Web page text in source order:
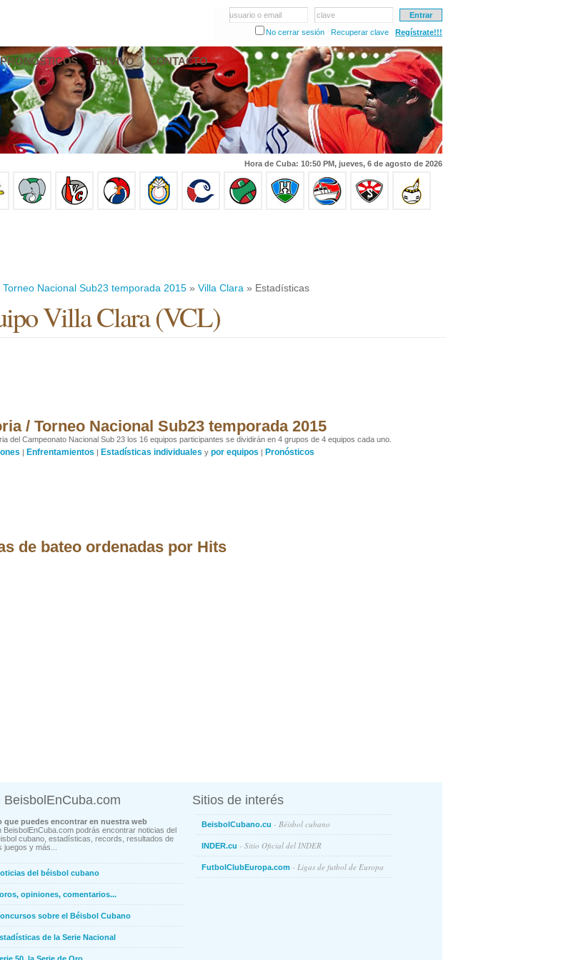
usuario o email
clave
No cerrar sesión
Recuperar clave Regístrate!!!
PRONÓSTICOS EN VIVO CONTACTO
Hora de Cuba: 10:50 PM, jueves, 6 de agosto de 2026
Torneo Nacional Sub23 temporada 2015 » Villa Clara » Estadísticas
Villa Clara (VCL)
/ Torneo Nacional Sub23 temporada 2015
del Campeonato Nacional Sub 23 los 16 equipos participantes se dividirán en 4 grupos de 4 equipos cada uno.
| Enfrentamientos | Estadísticas individuales y por equipos | Pronósticos
de bateo ordenadas por Hits
BeisbolEnCuba.com
que puedes encontrar en nuestra web
BeisbolEnCuba.com podrás encontrar noticias del
cubano, estadísticas, records, resultados de
juegos y más...
del béisbol cubano
opiniones, comentarios...
sobre el Béisbol Cubano
de la Serie Nacional
Sitios de interés
BeisbolCubano.cu - Béisbol cubano
INDER.cu - Sitio Oficial del INDER
FutbolClubEuropa.com - Ligas de futbol de Europa